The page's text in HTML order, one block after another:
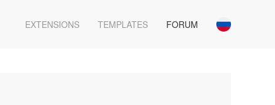
EXTENSIONS TEMPLATES FORUM